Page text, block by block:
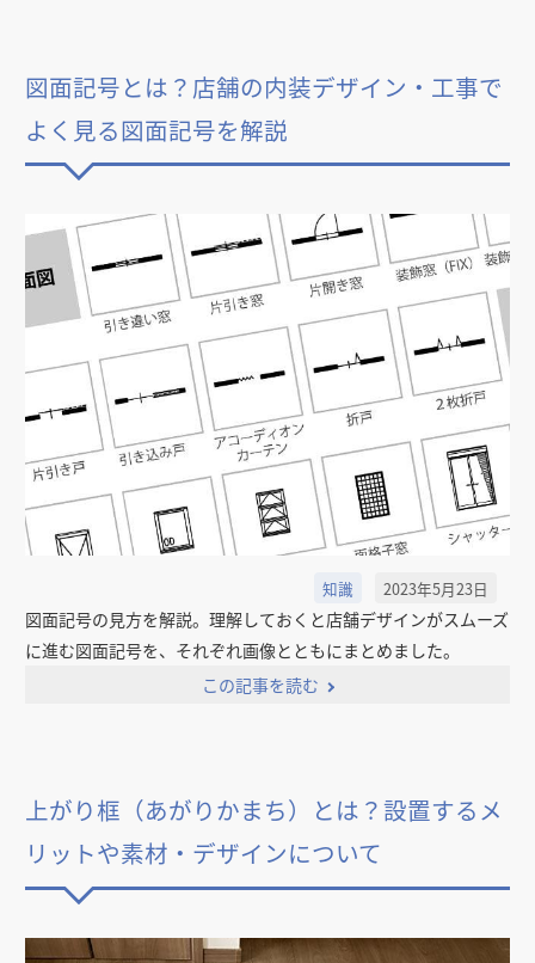
図面記号とは？店舗の内装デザイン・工事で
よく見る図面記号を解説
知識 2023年5月23日
図面記号の見方を解説。理解しておくと店舗デザインがスムーズ
に進む図面記号を、それぞれ画像とともにまとめました。
この記事を読む
上がり框（あがりかまち）とは？設置するメ
リットや素材・デザインについて